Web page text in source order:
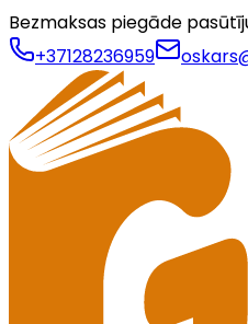
Bezmaksas piegāde
+37128236959